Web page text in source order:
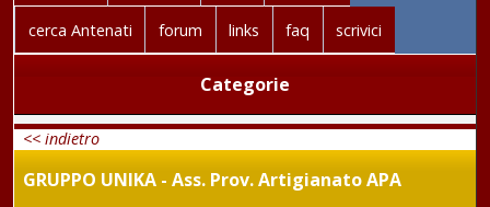
cerca Antenati forum links faq scrivici
Categorie
<< indietro
GRUPPO UNIKA - Ass. Prov. Artigianato APA